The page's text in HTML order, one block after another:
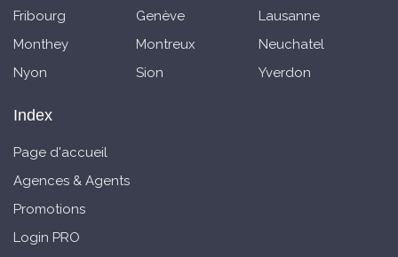
Fribourg Genève
Lausanne
Monthey
Montreux
Neuchatel
Nyon
Sion Yverdon
Index
Page d'accueil
Agences & Agents
Promotions
Login PRO